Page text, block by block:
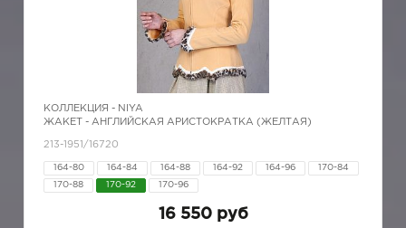
КОЛЛЕКЦИЯ - NIYA
ЖАКЕТ - АНГЛИЙСКАЯ АРИСТОКРАТКА (ЖЕЛТАЯ)
213-1951/16720
164-80 164-84 164-88 164-92 164-96 170-84
170-88 170-92 170-96
16 550 руб